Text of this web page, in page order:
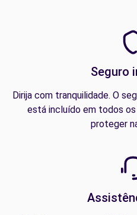
Seguro
Dirija com tranquilidade. O
está incluído em todos
proteger